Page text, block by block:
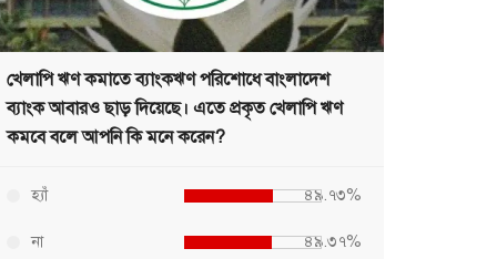
খেলাপি ঋণ কমাতে ব্যাংকঋণ পরিশোধে বাংলাদেশ
ব্যাংক আবারও ছাড় দিয়েছে। এতে প্রকৃত খেলাপি ঋণ
কমবে বলে আপনি কি মনে করেন?
হ্যাঁ ৪৯.৭৩%
না ৪৯.৩৭%